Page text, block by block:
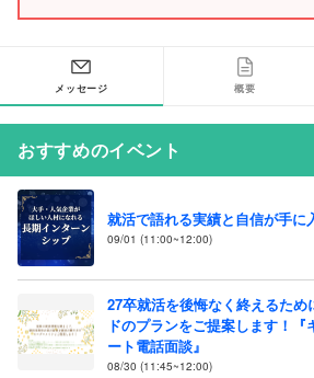
メッセージ 概要
おすすめのイベント
就活で語れる実績と自信が手に
09/01 (11:00~12:00)
27卒就活を後悔なく終えるため
ドのプランをご提案します！
ート電話面談』
08/30 (11:45~12:00)